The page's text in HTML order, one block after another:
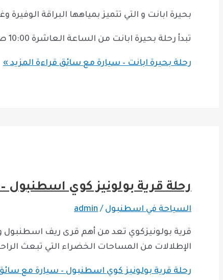
بحيرة ابانت و التي تتميز بمياهها البراقة الوفيرة
تبدأ رحلة بحيرة ابانت من الساعة العاشرة 10:00 صباحاً و حتى الساعة الثامنة 8:00 مساءً
رحلة بحيرة ابانت – سيارة مع سائققراءة المزيد »
رحلة قرية بولونيز كوي
السياحة في اسطنبول /
admin
قرية بولونيزكوي تعد من أهم قرى ريف اسطنبول
الإطلالات من المساحات الخضراء التي تبعث
رحلة قرية بولونيز كوي ​اسطنبول – سيارة مع